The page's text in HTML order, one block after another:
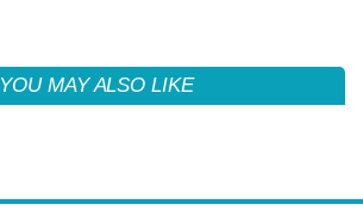
YOU MAY ALSO LIKE